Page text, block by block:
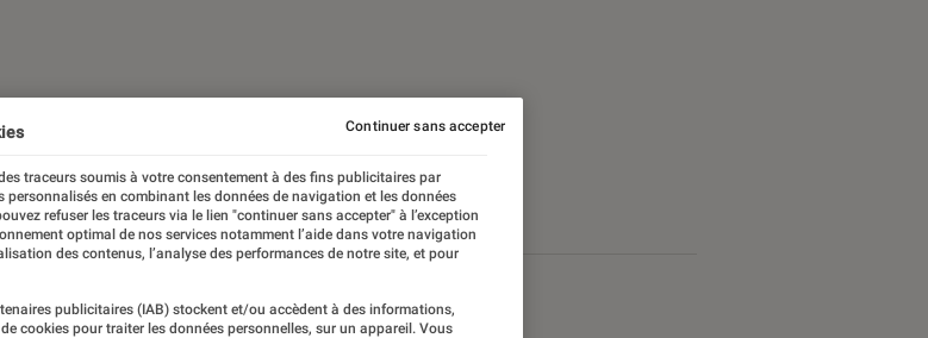
traceurs soumis à votre consentement à des fins publicitaires par
personnalisés en combinant les données de navigation et les données
refuser les traceurs via le lien "continuer sans accepter" à l’exception
optimal de nos services notamment l’aide dans votre navigation
des contenus, l’analyse des performances de notre site, et pour
publicitaires (IAB) stockent et/ou accèdent à des informations,
cookies pour traiter les données personnelles, sur un appareil. Vous
Continuer sans accepter